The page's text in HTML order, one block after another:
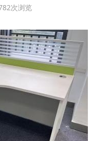
次浏览